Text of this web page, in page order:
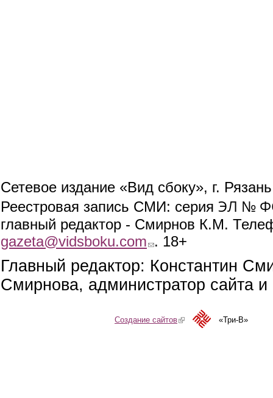
Сетевое издание «Вид сбоку», г.
Реестровая запись СМИ: серия ЭЛ №
главный редактор - Смирнов К.М.
gazeta@vidsboku.com (link sends e-mail)
. 18+
Главный редактор: Константин
Смирнова, администратор сайта
Создание сайтов(link is external)«Три-В»